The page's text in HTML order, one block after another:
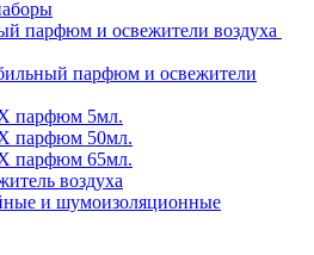
парфюм и освежители воздуха
парфюм и освежители
парфюм 5мл.
парфюм 50мл.
парфюм 65мл.
воздуха
и шумоизоляционные